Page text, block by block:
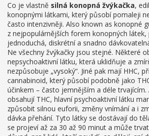
Co je vlastně silná konopná žvýkačka,
konopnými látkami, který působí pomaleji
často intenzivněji. Also known as konopné
z nejpopulárnějších forem konopných
jednoduchá, diskrétní a snadno
Ne všechny žvýkačky jsou stejné. Některé
nepsychoaktivní látku, která uklidňuje a
nezpůsobuje „vysoký“. Jiné pak mají HHC,
cannabinoid, který působí podobně jako
účinkem – často jemnějším a déle trvajícím.
obsahují THC, hlavní psychoaktivní látku
způsobit silnou euforii, změny vnímání a i
dávka přehání. Tyto látky se dostávají do
se projeví až za 30 až 90 minut a může